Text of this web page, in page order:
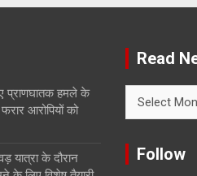
प्राणघातक हमले के
आरोपियों को
यात्रा के दौरान
Read
News
Month
Follow